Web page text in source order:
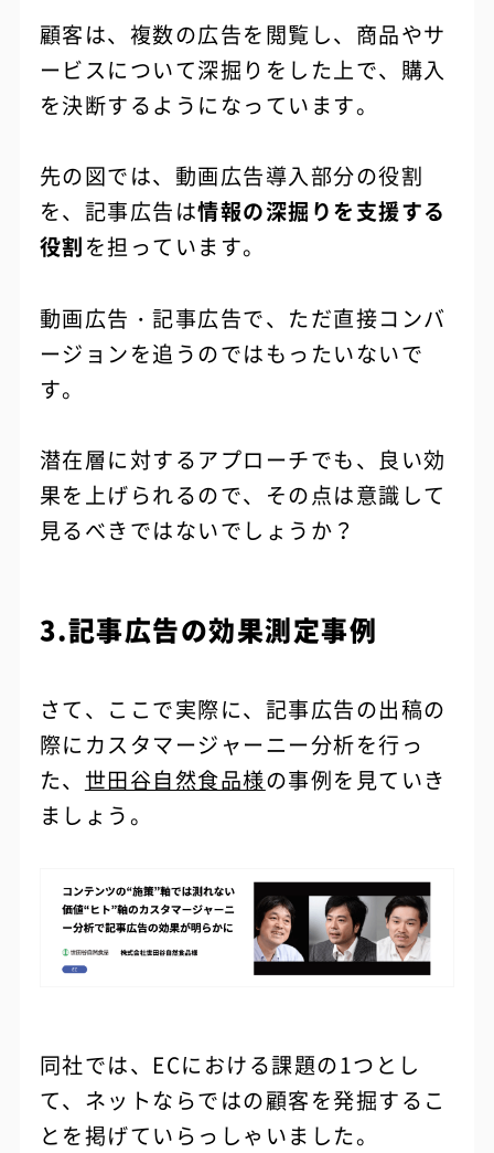
顧客は、複数の広告を閲覧し、商品やサ
ービスについて深掘りをした上で、購入
を決断するようになっています。
先の図では、動画広告導入部分の役割
を、記事広告は情報の深掘りを支援する
役割を担っています。
動画広告・記事広告で、ただ直接コンバ
ージョンを追うのではもったいないで
す。
潜在層に対するアプローチでも、良い効
果を上げられるので、その点は意識して
見るべきではないでしょうか？
3.記事広告の効果測定事例
さて、ここで実際に、記事広告の出稿の
際にカスタマージャーニー分析を行っ
た、 世田谷自然食品様の事例を見ていき
ましょう。
同社では、ECにおける課題の1つとし
て、ネットならではの顧客を発掘するこ
とを掲げていらっしゃいました。